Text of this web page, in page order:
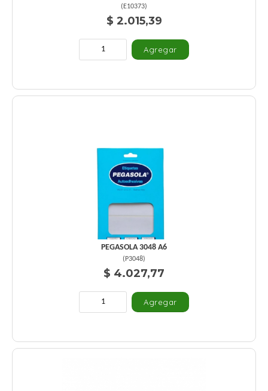
( E10373)
$ 2.015,39
PEGASOLA 3048 A6
( P3048)
$ 4.027,77